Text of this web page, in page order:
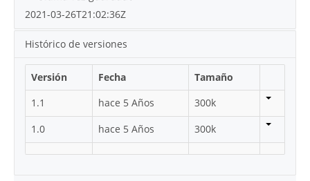
2021-03-26T21:02:36Z
Histórico de versiones
Versión Fecha
Tamaño
1.1
hace 5 Años
300k
1.0
hace 5 Años 300k